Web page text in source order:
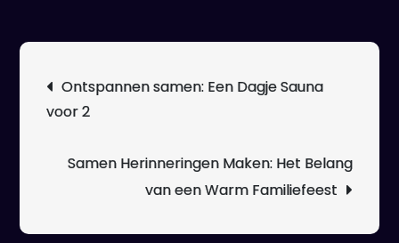
Alles
Ontspannen samen: Een Dagje Sauna
voor 2
Samen Herinneringen Maken: Het Belang
van een Warm Familiefeest